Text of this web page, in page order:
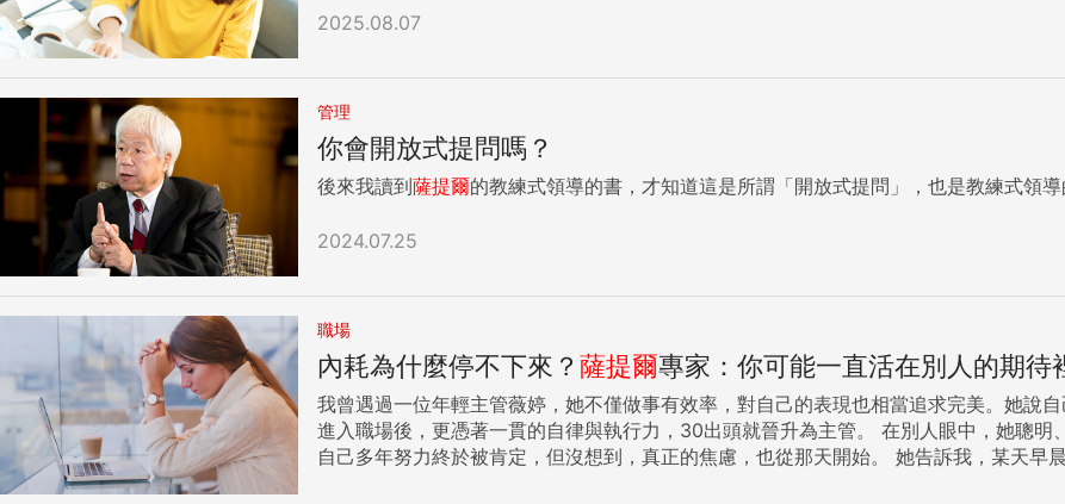
2025.08.07
管理
你會開放式提問嗎？
後來我讀到薩提爾的教練式領導的書，才知道這是所謂「開放式提問」，也是教練式領
2024.07.25
職場
內耗為什麼停不下來？ 薩提爾專家：你可能一直活在別人的期待
我曾遇過一位年輕主管薇婷，她不僅做事有效率，對自己的表現也相當追求完美。她說
進入職場後，更憑著一貫的自律與執行力，30出頭就晉升為主管。 在別人眼中，她聰明、理性而且表現穩定，是天生的領導者。升上主管那天，她確信
自己多年努力終於被肯定，但沒想到，真正的焦慮，也從那天開始。 她告訴我，某天早晨，她一邊如往常般準備出門，一邊在腦中跑一遍待會的會議流